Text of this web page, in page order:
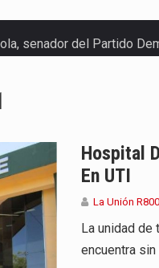
senador del Partido
paraguaya de 33 años
de la República se
momentos de
concretamente al
no está tan mala en el
Hospital
En UTI
La Unión
La unidad de
encuentra